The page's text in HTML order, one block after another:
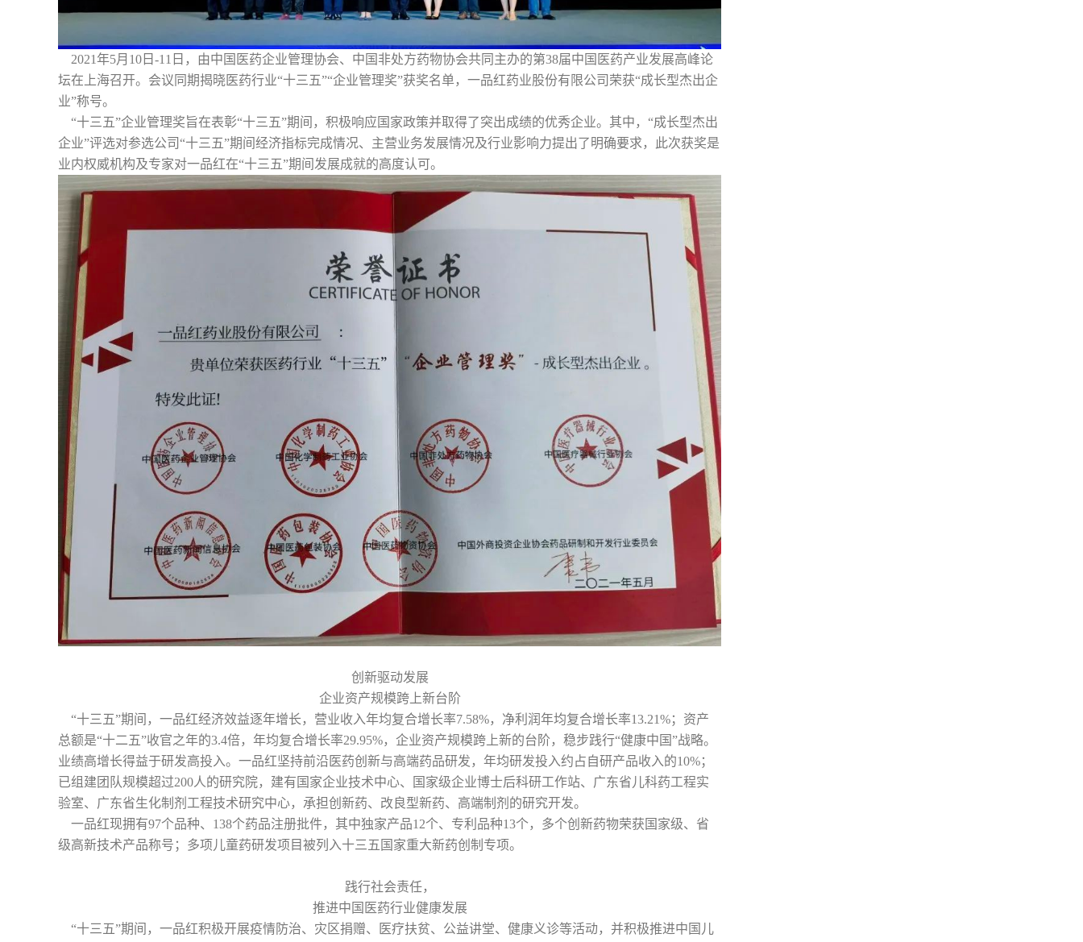
2021年5月10日-11日，由中国医药企业管理协会、中国非处方药物协会共同主办的第38届中国医药产业发展高峰论
坛在上海召开。会议同期揭晓医药行业“十三五”“企业管理奖”获奖名单，一品红药业股份有限公司荣获“成长型杰出企
业”称号。
“十三五”企业管理奖旨在表彰“十三五”期间，积极响应国家政策并取得了突出成绩的优秀企业。其中，“成长型杰出
企业”评选对参选公司“十三五”期间经济指标完成情况、主营业务发展情况及行业影响力提出了明确要求，此次获奖是
业内权威机构及专家对一品红在“十三五”期间发展成就的高度认可。
创新驱动发展
企业资产规模跨上新台阶
“十三五”期间，一品红经济效益逐年增长，营业收入年均复合增长率7.58%，净利润年均复合增长率13.21%；资产
总额是“十二五”收官之年的3.4倍，年均复合增长率29.95%，企业资产规模跨上新的台阶，稳步践行“健康中国”战略。
业绩高增长得益于研发高投入。一品红坚持前沿医药创新与高端药品研发，年均研发投入约占自研产品收入的10%；
已组建团队规模超过200人的研究院，建有国家企业技术中心、国家级企业博士后科研工作站、广东省儿科药工程实
验室、广东省生化制剂工程技术研究中心，承担创新药、改良型新药、高端制剂的研究开发。
一品红现拥有97个品种、138个药品注册批件，其中独家产品12个、专利品种13个，多个创新药物荣获国家级、省
级高新技术产品称号；多项儿童药研发项目被列入十三五国家重大新药创制专项。
践行社会责任，
推进中国医药行业健康发展
“十三五”期间，一品红积极开展疫情防治、灾区捐赠、医疗扶贫、公益讲堂、健康义诊等活动，并积极推进中国儿